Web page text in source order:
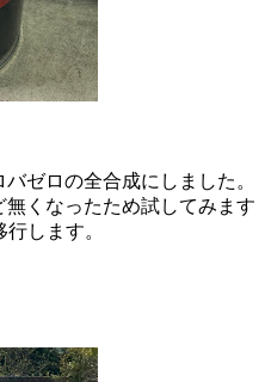
ゼロの全合成にしました。
くなったため試してみます
します。